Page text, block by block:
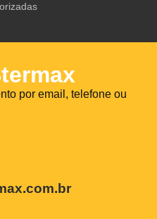
por email, telefone ou